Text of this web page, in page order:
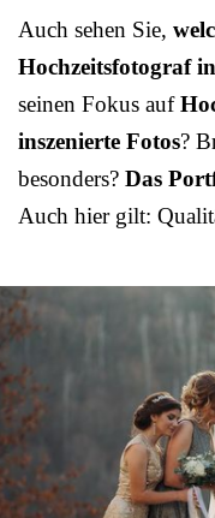
Auch sehen Sie,
Hochzeitsfotograf
seinen Fokus auf
inszenierte Fotos?
besonders? Das
Auch hier gilt: